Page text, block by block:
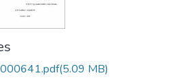
(5.09 MB)